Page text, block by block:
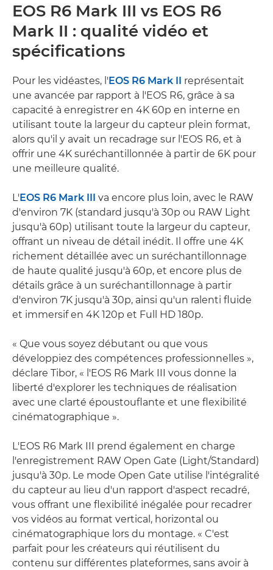
EOS R6 Mark III vs EOS R6
Mark II : qualité vidéo et
spécifications
Pour les vidéastes, l'EOS R6 Mark II représentait
une avancée par rapport à l'EOS R6, grâce à sa
capacité à enregistrer en 4K 60p en interne en
utilisant toute la largeur du capteur plein format,
alors qu'il y avait un recadrage sur l'EOS R6, et à
offrir une 4K suréchantillonnée à partir de 6K pour
une meilleure qualité.
L'EOS R6 Mark III va encore plus loin, avec le RAW
d'environ 7K (standard jusqu'à 30p ou RAW Light
jusqu'à 60p) utilisant toute la largeur du capteur,
offrant un niveau de détail inédit. Il offre une 4K
richement détaillée avec un suréchantillonnage
de haute qualité jusqu'à 60p, et encore plus de
détails grâce à un suréchantillonnage à partir
d'environ 7K jusqu'à 30p, ainsi qu'un ralenti fluide
et immersif en 4K 120p et Full HD 180p.
« Que vous soyez débutant ou que vous
développiez des compétences professionnelles »,
déclare Tibor, « l'EOS R6 Mark III vous donne la
liberté d'explorer les techniques de réalisation
avec une clarté époustouflante et une flexibilité
cinématographique ».
L'EOS R6 Mark III prend également en charge
l'enregistrement RAW Open Gate (Light/Standard)
jusqu'à 30p. Le mode Open Gate utilise l'intégralité
du capteur au lieu d'un rapport d'aspect recadré,
vous offrant une flexibilité inégalée pour recadrer
vos vidéos au format vertical, horizontal ou
cinématographique lors du montage. « C'est
parfait pour les créateurs qui réutilisent du
contenu sur différentes plateformes, sans avoir à